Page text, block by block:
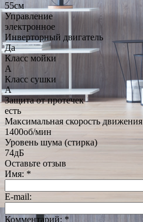
55см
Управление
электронное
Инверторный двигатель
Да
Класс мойки
A
Класс сушки
A
Защита от протечек
есть
Максимальная скорость движения
1400об/мин
Уровень шума (стирка)
74дБ
Оставьте отзыв
Имя: *
E-mail:
Комментарий: *